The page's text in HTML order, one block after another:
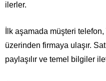
ilerler.
İlk aşamada müşteri
üzerinden firmaya ulaşır.
paylaşılır ve temel bilgiler